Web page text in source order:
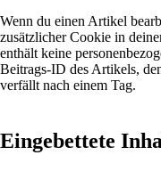
Wenn du einen Artikel
zusätzlicher Cookie in
enthält keine
Beitrags-ID des Artikels,
verfällt nach einem Tag.
Eingebettete